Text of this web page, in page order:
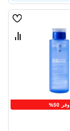
وفر 50%
قائمة
قارن